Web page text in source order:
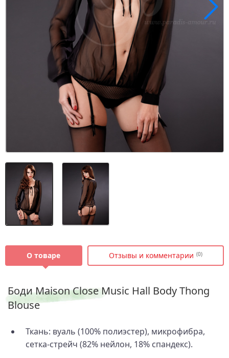
О товаре Отзывы и комментарии (0)
Боди Maison Close Music Hall Body Thong
Blouse
Ткань: вуаль (100% полиэстер), микрофибра,
сетка-стрейч (82% нейлон, 18% спандекс).